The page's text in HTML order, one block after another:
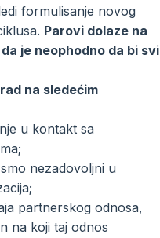
formulisanje novog
Parovi dolaze na
je neophodno da bi svi
na sledećim
u kontakt sa
nezadovoljni u
partnerskog odnosa,
na koji taj odnos